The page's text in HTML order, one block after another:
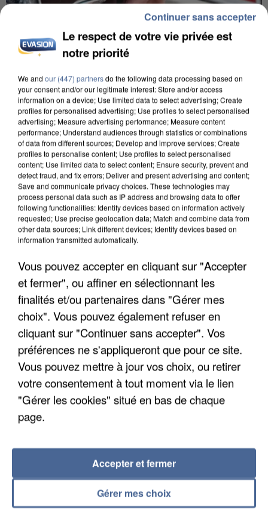
L’UN DES FONDATEURS SUPPOSÉS DE LA DZ
MAFIA INTERPELLÉ EN ALGÉRIE
UN SECOND CADRE DE LA DZ MAFIA
INTERPELLÉ EN ALGÉRIE
Le respect de votre vie privée est
notre priorité
We and our (447) partnersdo the following data processing based on
your consent and/or our legitimate interest: Store and/or access
information on a device; Use limited data to select advertising; Create
profiles for personalised advertising; Use profiles to select personalised
advertising; Measure advertising performance; Measure content
performance; Understand audiences through statistics or combinations
of data from different sources; Develop and improve services; Create
profiles to personalise content; Use profiles to select personalised
content; Use limited data to select content; Ensure security, prevent and
detect fraud, and fix errors; Deliver and present advertising and content;
Save and communicate privacy choices. These technologies may
process personal data such as IP address and browsing data to offer
following functionalities: Identify devices based on information actively
requested; Use precise geolocation data; Match and combine data from
other data sources; Link different devices; Identify devices based on
information transmitted automatically.
Vous pouvez accepter en cliquant sur "Accepter
et fermer", ou affiner en sélectionnant les
finalités et/ou partenaires dans "Gérer mes
choix". Vous pouvez également refuser en
cliquant sur "Continuer sans accepter". Vos
préférences ne s'appliqueront que pour ce site.
Vous pouvez mettre à jour vos choix, ou retirer
votre consentement à tout moment via le lien
"Gérer les cookies" situé en bas de chaque
page.
Gérer mes choix
Accepter et fermer
Continuer sans accepter